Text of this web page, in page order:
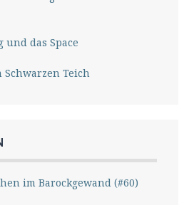
und das Space
Schwarzen Teich
im Barockgewand (#60)